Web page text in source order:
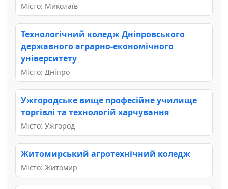
Місто: Миколаїв
Технологічний коледж Дніпровського
державного аграрно-економічного
університету
Місто: Дніпро
Ужгородське вище професійне училище
торгівлі та технологій харчування
Місто: Ужгород
Житомирський агротехнічний коледж
Місто: Житомир